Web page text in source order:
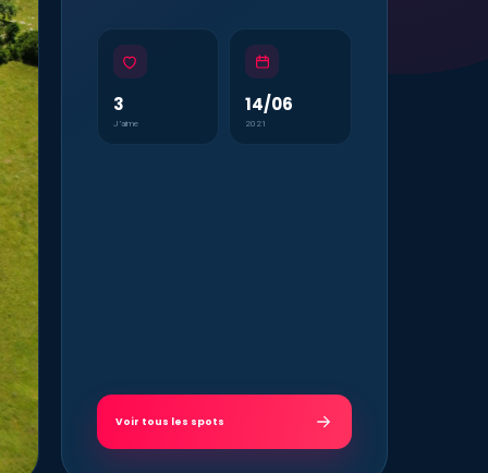
3
J’aime
14/06
2021
Voir tous les spots